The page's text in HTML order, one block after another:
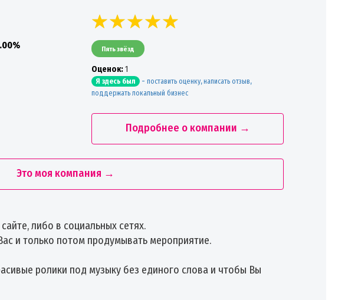
Пять звёзд
Oценок:1
Я здесь был -поставить оценку, написать отзыв,
поддержать локальный бизнес
Подробнее о компании →
Это моя компания →
либо в социальных сетях.
и только потом продумывать мероприятие.
ролики под музыку без единого слова и чтобы Вы